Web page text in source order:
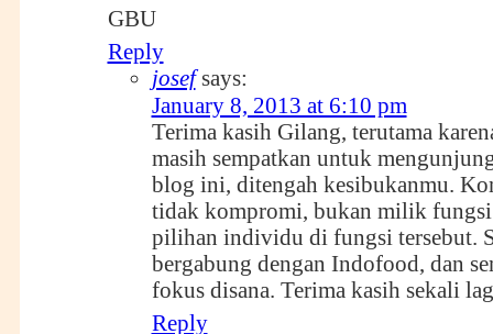
GBU
Reply
josef says:
January 8, 2013 at 6:10 pm
Terima kasih Gilang, terutama
masih sempatkan untuk
blog ini, ditengah kesibukanmu.
tidak kompromi, bukan milik
pilihan individu di fungsi tersebut.
bergabung dengan Indofood, dan
fokus disana. Terima kasih sekali
Reply